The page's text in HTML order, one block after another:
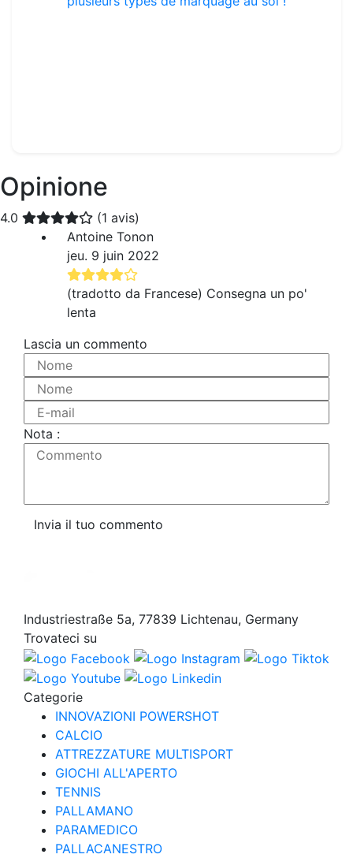
Opinione
4.0
(1 avis)
Antoine Tonon
jeu. 9 juin 2022
(tradotto da Francese) Consegna un po'
lenta
Lascia un commento
Nome
Nome
E-mail
Nota :
Commento
Invia il tuo commento
Industriestraße 5a, 77839 Lichtenau, Germany
Trovateci su
Categorie
INNOVAZIONI POWERSHOT
CALCIO
ATTREZZATURE MULTISPORT
GIOCHI ALL'APERTO
TENNIS
PALLAMANO
PARAMEDICO
PALLACANESTRO